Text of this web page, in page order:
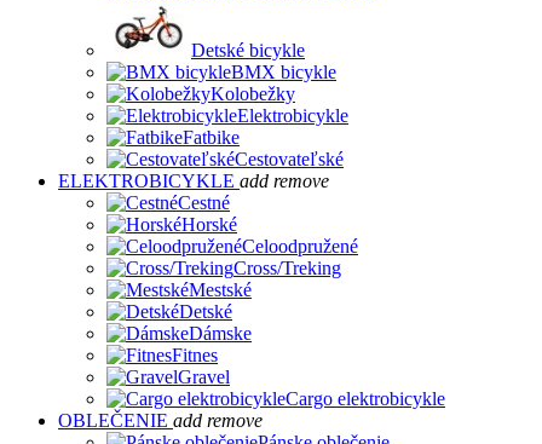
Detské bicykle
BMX bicykle
Kolobežky
Elektrobicykle
Fatbike
Cestovateľské
ELEKTROBICYKLE add remove
Cestné
Horské
Celoodpružené
Cross/Treking
Mestské
Detské
Dámske
Fitnes
Gravel
Cargo elektrobicykle
OBLEČENIE add remove